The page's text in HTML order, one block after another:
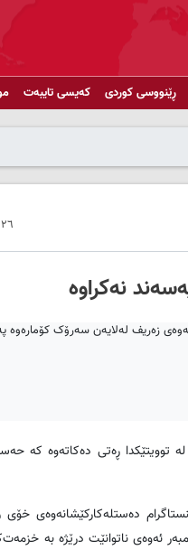
ڕێنووسی کوردی کەیسی تایبەت
٢٦ شوبات ٢٠١٩ - ١٢:٢٦
نه‌کراوه‌
توویتێکدا ڕه‌تی ده‌كاته‌وه‌ كه‌
له‌ ئینستاگرام
ئه‌وه‌ی ناتوانێت درێژه‌ به‌